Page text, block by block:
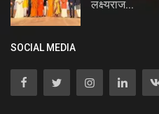
लक्ष्यराज...
SOCIAL MEDIA